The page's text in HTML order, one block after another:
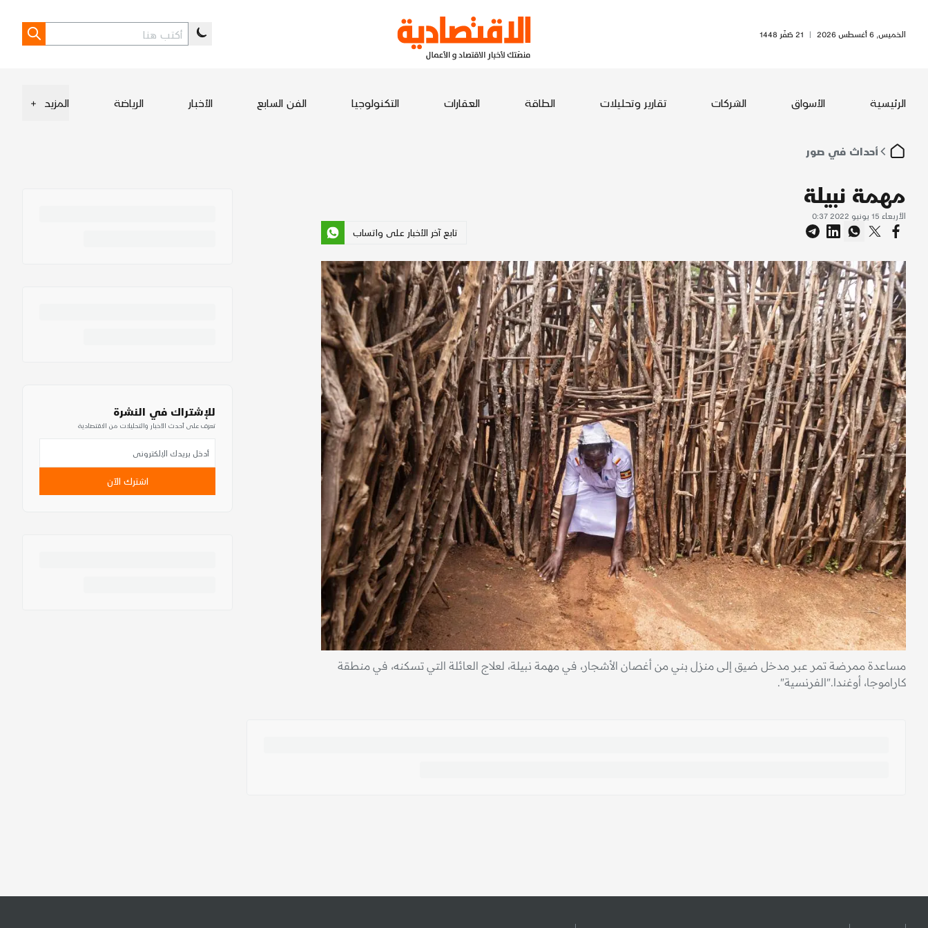
الخميس, 6 أغسطس 2026 | 21 صَفَر 1448
الرئيسية الأسواق الشركات تقارير وتحليلات الطاقة العقارات التكنولوجيا الفن السابع الأخبار الرياضة المزيد +
أحداث في صور
مهمة نبيلة
الأربعاء 15 يونيو 2022 0:37
تابع آخر الأخبار على واتساب
مساعدة ممرضة تمر عبر مدخل ضيق إلى منزل بني من أغصان الأشجار، في مهمة نبيلة، لعلاج العائلة التي تسكنه، في منطقة
كاراموجا، أوغندا."الفرنسية".
للإشتراك في النشرة
تعرف على أحدث الأخبار والتحليلات من الاقتصادية
اشترك الآن